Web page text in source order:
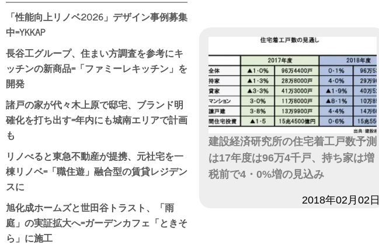
建設経済研究所の住宅着工戸数予測
は17年度は96万4千戸、持ち家は増
税前で4・0%増の見込み
2018年02月02日
「性能向上リノベ2026」デザイン事例募集
中=YKKAP
長谷工グループ、住まい方調査を参考にキ
ッチンの新商品=「ファミーレキッチン」を
開発
諸戸の家が代々木上原で邸宅、ブランド明
確化を打ち出す=年内にも城南エリアで計画
も
リノべると東急不動産が提携、元社宅を一
棟リノベ=「職住遊」融合型の賃貸レジデン
スに
旭化成ホームズと世田谷トラスト、「雨
庭」の実証拡大へ=ガーデンカフェ「ときそ
ら」に施工